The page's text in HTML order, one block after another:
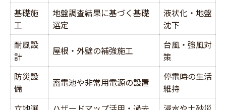
基礎施
工
地盤調査結果に基づく基礎
選定
液状化・地盤
沈下
耐風設
計
屋根・外壁の補強施工
台風・強風対
策
防災設
備
蓄電池や非常用電源の設置
停電時の生活
維持